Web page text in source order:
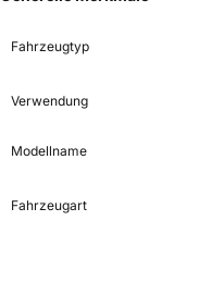
Fahrzeugtyp
Verwendung
Modellname
Fahrzeugart